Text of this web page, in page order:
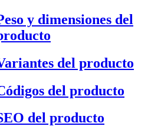
y dimensiones del
del producto
del producto
del producto